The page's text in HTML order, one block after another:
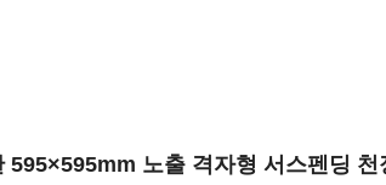
595×595mm 노출 격자형 서스펜딩 천